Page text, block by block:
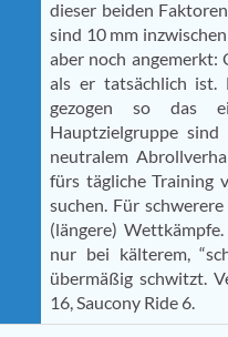
dieser beiden
sind 10 mm
aber noch
als er tatsächlich ist.
gezogen so das
Hauptzielgruppe
neutralem
fürs tägliche Training
suchen. Für
(längere)
nur bei kälterem,
übermäßig schwitzt.
16, Saucony Ride 6.